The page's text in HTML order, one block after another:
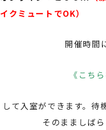
イクミュートでOK）
開催時間
《こち
して入室ができます。待
そのまましば